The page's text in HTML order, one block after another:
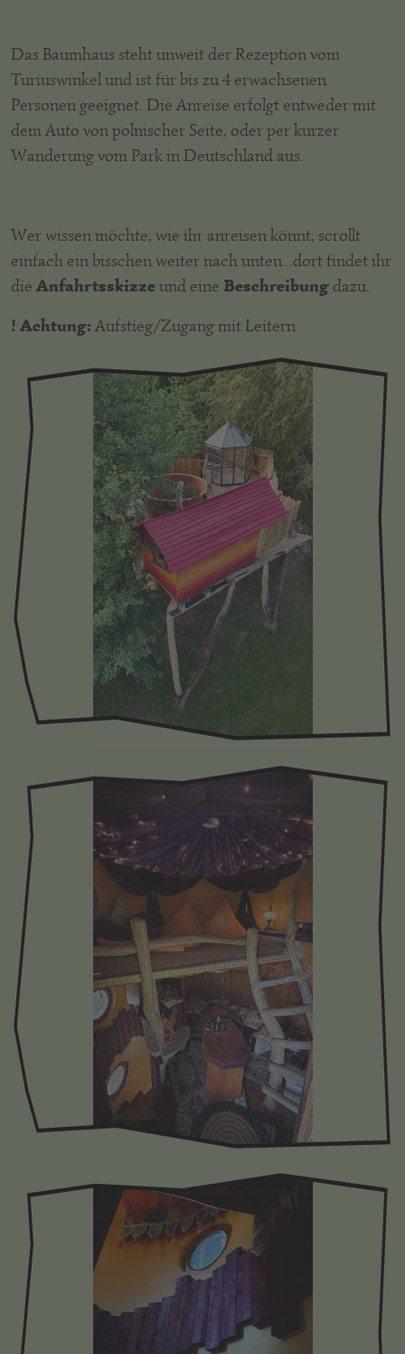
Das Baumhaus steht unweit der Rezeption vom
Turiuswinkel und ist für bis zu 4 erwachsenen
Personen geeignet. Die Anreise erfolgt entweder mit
dem Auto von polnischer Seite, oder per kurzer
Wanderung vom Park in Deutschland aus.
Wer wissen möchte, wie ihr anreisen könnt, scrollt
einfach ein bisschen weiter nach unten...dort findet ihr
die Anfahrtsskizzeund eine Beschreibung dazu.
! Achtung:Aufstieg/Zugang mit Leitern